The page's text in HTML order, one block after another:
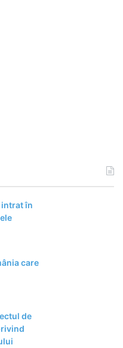
intrat în
care
de